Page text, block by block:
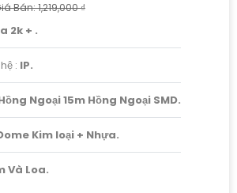
Bán: 1,219,000 ₫
2k + .
: IP.
Ngoại 15m Hồng Ngoại SMD.
Kim loại + Nhựa.
Và Loa.